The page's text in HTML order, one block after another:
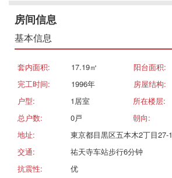
房间信息
基本信息
套内面积: 17.19㎡ 阳台面积:
完工时间:
1996年 房屋结构:
户型:
1居室 所在楼层:
总户数:
0戸 朝向:
地址:
東京都目黒区五本木2丁目27-1
交通:
祐天寺车站步行6分钟
抗震性:
优